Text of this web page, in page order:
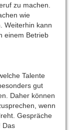
zu machen.
wie
Weiterhin kann
einem Betrieb
Talente
gut
Daher können
wenn
Gespräche
Das